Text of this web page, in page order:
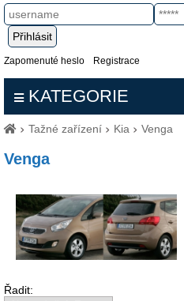
Zapomenuté heslo Registrace
KATEGORIE
Tažné zařízení Kia Venga
Venga
Řadit: